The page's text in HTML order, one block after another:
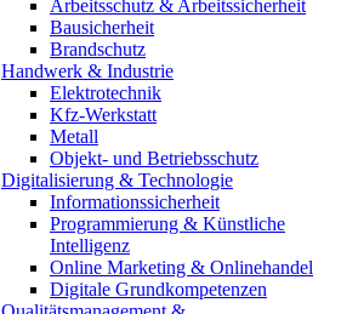
Arbeitsschutz & Arbeitssicherheit
Bausicherheit
Brandschutz
Handwerk & Industrie
Elektrotechnik
Kfz-Werkstatt
Metall
Objekt- und Betriebsschutz
Digitalisierung & Technologie
Informationssicherheit
Programmierung & Künstliche
Intelligenz
Online Marketing & Onlinehandel
Digitale Grundkompetenzen